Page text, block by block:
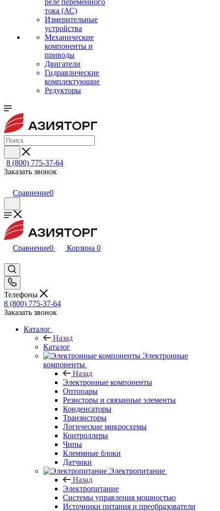
реле переменного
тока (АС)
Измерительные
устройства
Механические
компоненты и
приводы
Двигатели
Гидравлические
комплектующие
Редукторы
8 (800) 775-37-64
Заказать звонок
Сравнение0
Сравнение0 Корзина 0
Телефоны
8 (800) 775-37-64
Заказать звонок
Каталог
Назад
Каталог
Электронные
компоненты
Назад
Электронные компоненты
Оптопары
Резисторы и связанные элементы
Конденсаторы
Транзисторы
Логические микросхемы
Контроллеры
Чипы
Клеммные блоки
Датчики
Электропитание
Назад
Электропитание
Системы управления мощностью
Источники питания и преобразователи